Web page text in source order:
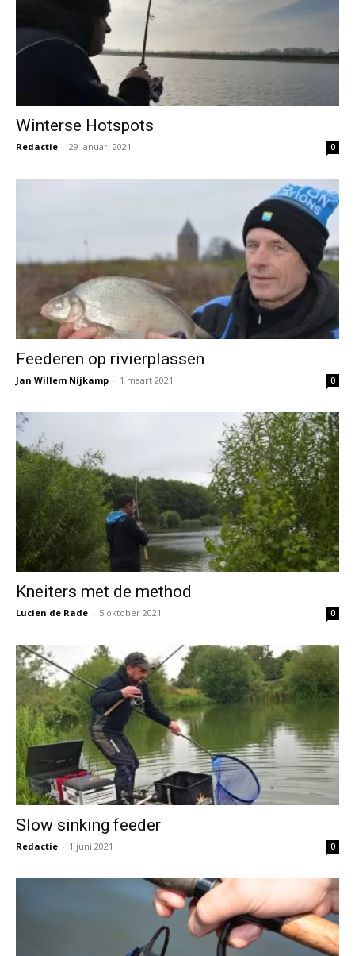
Winterse Hotspots
Redactie - 29 januari 2021 0
Feederen op rivierplassen
Jan Willem Nijkamp - 1 maart 2021 0
Kneiters met de method
Lucien de Rade - 5 oktober 2021 0
Slow sinking feeder
Redactie - 1 juni 2021 0